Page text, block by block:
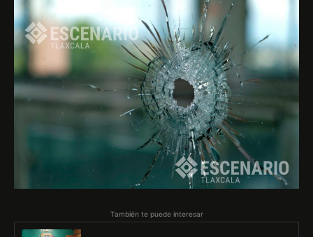
También te puede interesar